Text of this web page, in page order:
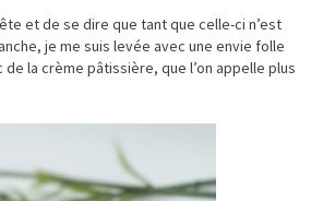
et de se dire que tant que celle-ci n’est
je me suis levée avec une envie folle
la crème pâtissière, que l’on appelle plus